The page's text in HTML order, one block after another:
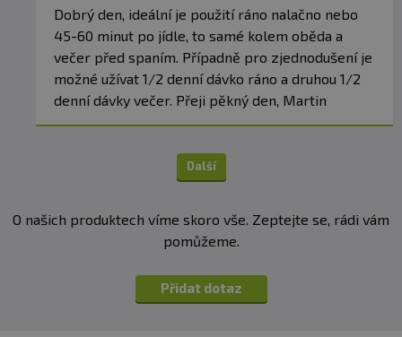
Dobrý den, ideální je použití ráno nalačno nebo
45-60 minut po jídle, to samé kolem oběda a
večer před spaním. Případně pro zjednodušení je
možné užívat 1/2 denní dávko ráno a druhou 1/2
denní dávky večer. Přeji pěkný den, Martin
Další
O našich produktech víme skoro vše. Zeptejte se, rádi vám
pomůžeme.
Přidat dotaz